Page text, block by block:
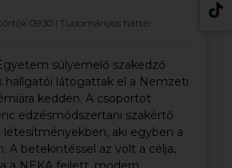
09:30 | Tudományos háttér
súlyemelő szakedző
hallgatói látogattak el a Nemzeti
kedden. A csoportot
edzésmódszertani szakértő
aki egyben a
A betekintéssel az volt a célja,